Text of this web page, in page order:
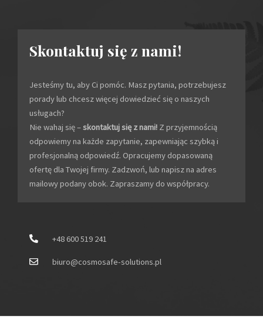
Skontaktuj się z nami!
Jesteśmy tu, aby Ci pomóc. Masz pytania, potrzebujesz
porady lub chcesz więcej dowiedzieć się o naszych
usługach?
Nie wahaj się –skontaktuj się z nami! Z przyjemnością
odpowiemy na każde zapytanie, zapewniając szybką i
profesjonalną odpowiedź. Opracujemy dopasowaną
ofertę dla Twojej firmy. Zadzwoń, lub napisz na adres
mailowy podany obok. Zapraszamy do współpracy.
+48 600 519 241
biuro@cosmosafe-solutions.pl